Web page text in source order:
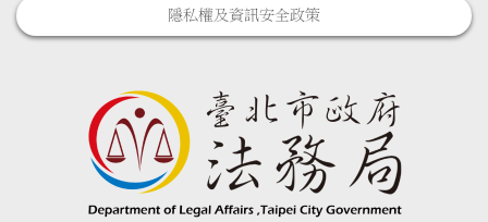
隱私權及資訊安全政策